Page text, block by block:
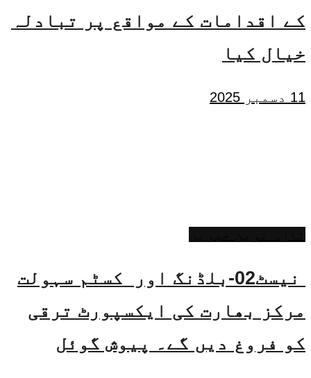
کے اقدامات کے مواقع پر تبادلہ
خیال کیا
11 دسمبر 2025
نیسٹ02-بلڈنگ اور کسٹم سہولت
مرکز بھارت کی ایکسپورٹ ترقی
کو فروغ دیں گے۔ پیوش گوئل